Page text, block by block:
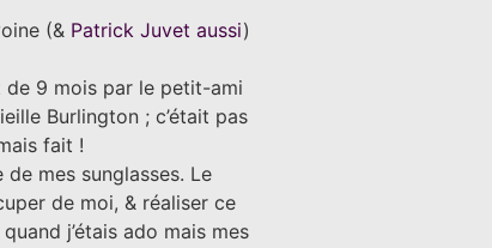
(& Patrick Juvet aussi)
de 9 mois par le petit-ami
Burlington ; c’était pas
fait !
mes sunglasses. Le
de moi, & réaliser ce
j’étais ado mais mes